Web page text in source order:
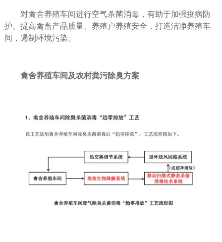
对禽舍养殖车间进行空气杀菌消毒，有助于加强疫病防
护、提高禽畜产品质量、养殖户养殖安全，打造洁净养殖车
间，遏制环境污染。
禽舍养殖车间及农村粪污除臭方案